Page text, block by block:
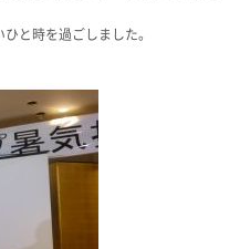
と時を過ごしました。